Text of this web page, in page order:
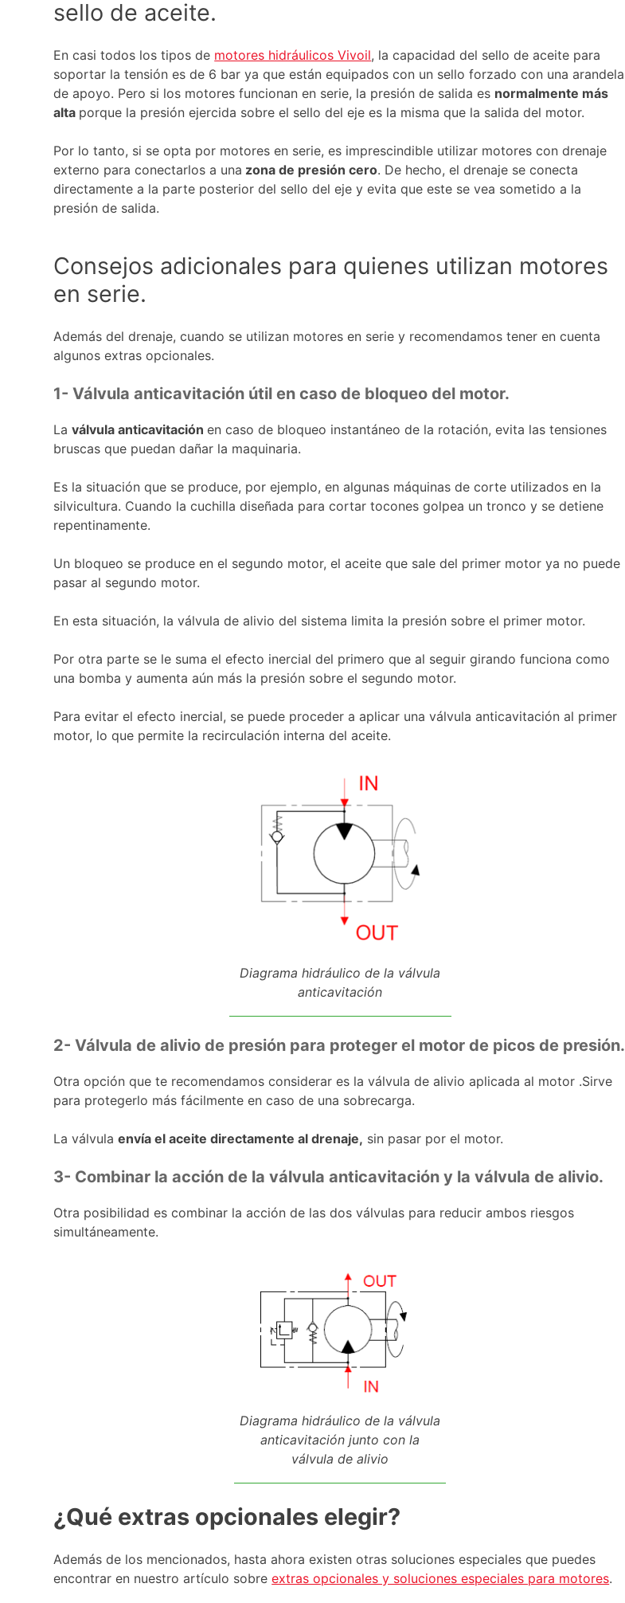
sello de aceite.
En casi todos los tipos de motores hidráulicos Vivoil, la capacidad del sello de aceite para
soportar la tensión es de 6 bar ya que están equipados con un sello forzado con una arandela
de apoyo. Pero si los motores funcionan en serie, la presión de salida es normalmente más
alta porque la presión ejercida sobre el sello del eje es la misma que la salida del motor.
Por lo tanto, si se opta por motores en serie, es imprescindible utilizar motores con drenaje
externo para conectarlos a una zona de presión cero. De hecho, el drenaje se conecta
directamente a la parte posterior del sello del eje y evita que este se vea sometido a la
presión de salida.
Consejos adicionales para quienes utilizan motores
en serie.
Además del drenaje, cuando se utilizan motores en serie y recomendamos tener en cuenta
algunos extras opcionales.
1- Válvula anticavitación útil en caso de bloqueo del motor.
Laválvula anticavitaciónen caso de bloqueo instantáneo de la rotación, evita las tensiones
bruscas que puedan dañar la maquinaria.
Es la situación que se produce, por ejemplo, en algunas máquinas de corte utilizados en la
silvicultura. Cuando la cuchilla diseñada para cortar tocones golpea un tronco y se detiene
repentinamente.
Un bloqueo se produce en el segundo motor, el aceite que sale del primer motor ya no puede
pasar al segundo motor.
En esta situación, la válvula de alivio del sistema limita la presión sobre el primer motor.
Por otra parte se le suma el efecto inercial del primero que al seguir girando funciona como
una bomba y aumenta aún más la presión sobre el segundo motor.
Para evitar el efecto inercial, se puede proceder a aplicar una válvula anticavitación al primer
motor, lo que permite la recirculación interna del aceite.
Diagrama hidráulico de la válvula
anticavitación
2- Válvula de alivio de presión para proteger el motor de picos de presión.
Otra opción que te recomendamos considerar es la válvula de alivio aplicada al motor .Sirve
para protegerlo más fácilmente en caso de una sobrecarga.
La válvulaenvía el aceite directamente al drenaje, sin pasar por el motor.
3- Combinar la acción de la válvula anticavitación y la válvula de alivio.
Otra posibilidad es combinar la acción de las dos válvulas para reducir ambos riesgos
simultáneamente.
Diagrama hidráulico de la válvula
anticavitación junto con la
válvula de alivio
¿Qué extras opcionales elegir?
Además de los mencionados, hasta ahora existen otras soluciones especiales que puedes
encontrar en nuestro artículo sobreextras opcionales y soluciones especiales para motores.